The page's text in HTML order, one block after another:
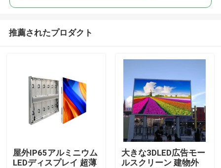
推薦されたプロダクト
屋外IP65アルミニウム
LEDディスプレイ 超薄
大きな3DLED広告モー
ルスクリーン 建物外